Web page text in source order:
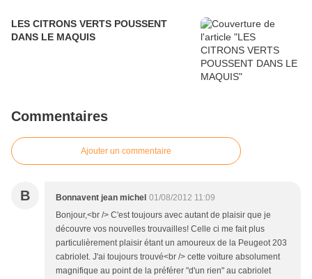
LES CITRONS VERTS POUSSENT
DANS LE MAQUIS
Commentaires
Ajouter un commentaire
B Bonnavent jean michel 01/08/2012 11:09
Bonjour,<br /> C'est toujours avec autant de plaisir que je
découvre vos nouvelles trouvailles! Celle ci me fait plus
particulièrement plaisir étant un amoureux de la Peugeot 203
cabriolet. J'ai toujours trouvé<br /> cette voiture absolument
magnifique au point de la préférer "d'un rien" au cabriolet